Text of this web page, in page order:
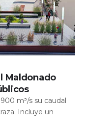
Maldonado
m³/s su caudal
Incluye un